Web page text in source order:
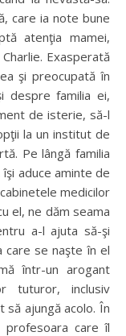
care ia note bune
atenţia mamei,
Exasperată
şi preocupată în
despre familia ei,
de isterie, să-l
la un institut de
Pe lângă familia
aduce aminte de
medicilor
el, ne dăm seama
a-l ajuta să-şi
care se naşte în el
într-un arogant
tuturor, inclusiv
ajungă acolo. În
profesoara care îl